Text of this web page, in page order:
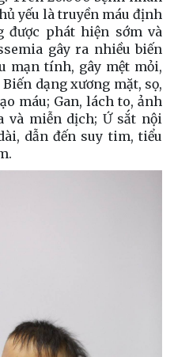
yếu là truyền máu định
được phát hiện sớm và
gây ra nhiều biến
mạn tính, gây mệt mỏi,
dạng xương mặt, sọ,
máu; Gan, lách to, ảnh
và miễn dịch; Ứ sắt nội
dẫn đến suy tim, tiểu